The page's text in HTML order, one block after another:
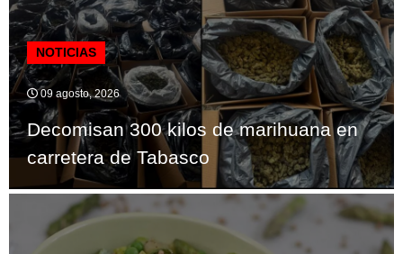
NOTICIAS
09 agosto, 2026
Decomisan 300 kilos de marihuana en
carretera de Tabasco